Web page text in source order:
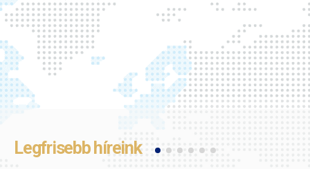
Legfrisebb híreink